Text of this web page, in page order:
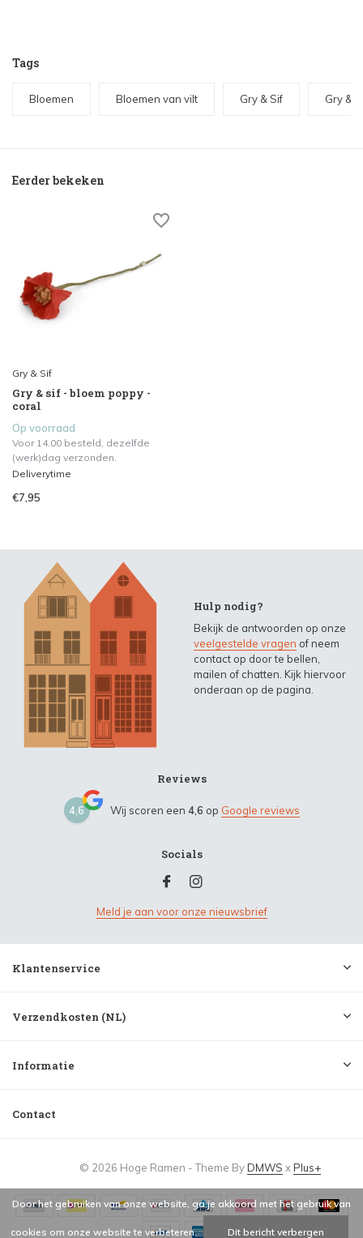
Tags
Bloemen Bloemen van vilt Gry & Sif Gry &
Eerder bekeken
Gry & Sif
Gry & sif - bloem poppy -
coral
Op voorraad
Voor 14.00 besteld, dezelfde
(werk)dag verzonden.
Deliverytime
€7,95
Hulp nodig?
Bekijk de antwoorden op onze
veelgestelde vragen of neem
contact op door te bellen,
mailen of chatten. Kijk hiervoor
onderaan op de pagina.
Reviews
4,6 Wij scoren een 4,6 op Google reviews
Socials
Meld je aan voor onze nieuwsbrief
Klantenservice
Verzendkosten (NL)
Informatie
Contact
© 2026 Hoge Ramen - Theme ByDMWS xPlus+
Door het gebruiken van onze website, ga je akkoord met het gebruik van
cookies om onze website te verbeteren. Dit bericht verbergen